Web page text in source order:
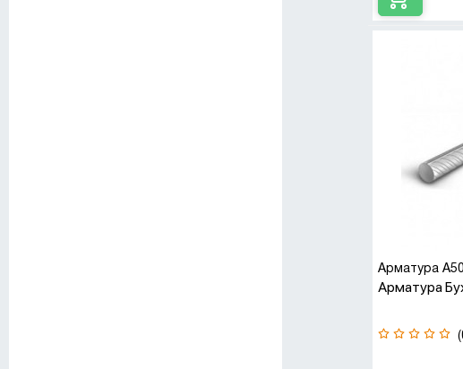
Арматура
Арматура